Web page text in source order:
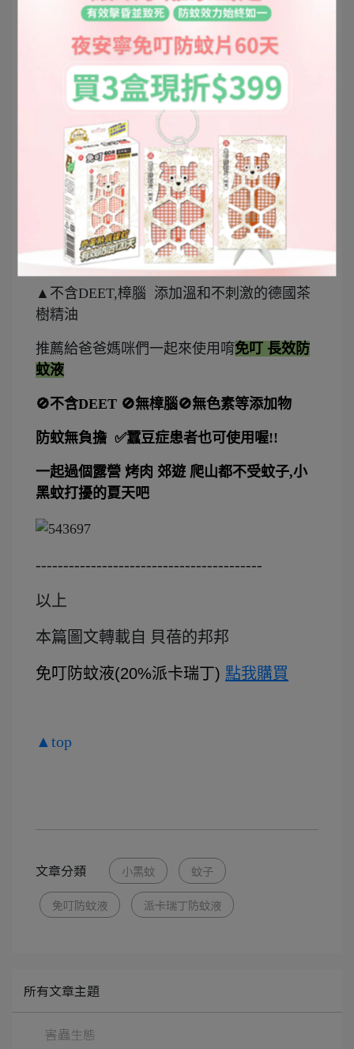
小憩時也別忘了再適量補充防蚊液唷!!
▲躲在樹蔭下的貝蓓 這次實測免叮 長效防蚊
使用後幾乎都沒有蚊蟲靠近
也減少被蚊子,小黑蚊騷擾的機會
額外添加了🍃茶樹精油和💧保濕因子
噴完不會黏膩或乾澀，使用後非常舒爽不黏
▲不含DEET,樟腦 添加溫和不刺激的德國茶
樹精油
推薦給爸爸媽咪們一起來使用唷免叮 長效防
蚊液
🚫不含DEET 🚫無樟腦🚫無色素等添加物
防蚊無負擔 ✅蠶豆症患者也可使用喔!!
一起過個露營 烤肉 郊遊 爬山都不受蚊子,小
黑蚊打擾的夏天吧
-----------------------------------------
以上
本篇圖文轉載自 貝蓓的邦邦
免叮防蚊液(20%派卡瑞丁) 點我購買
▲top
文章分類 小黑蚊 蚊子
免叮防蚊液 派卡瑞丁防蚊液
所有文章主題
害蟲生態